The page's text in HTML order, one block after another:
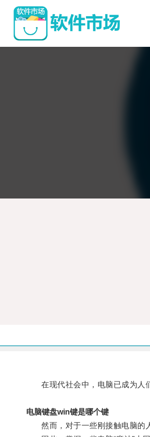
在现代社会中，电脑已成为人们
电脑键盘win键是哪个键
然而，对于一些刚接触电脑的人